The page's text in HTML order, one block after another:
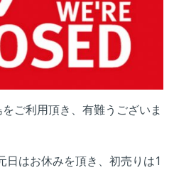
ご利用頂き、有難うございま
日はお休みを頂き、初売りは1